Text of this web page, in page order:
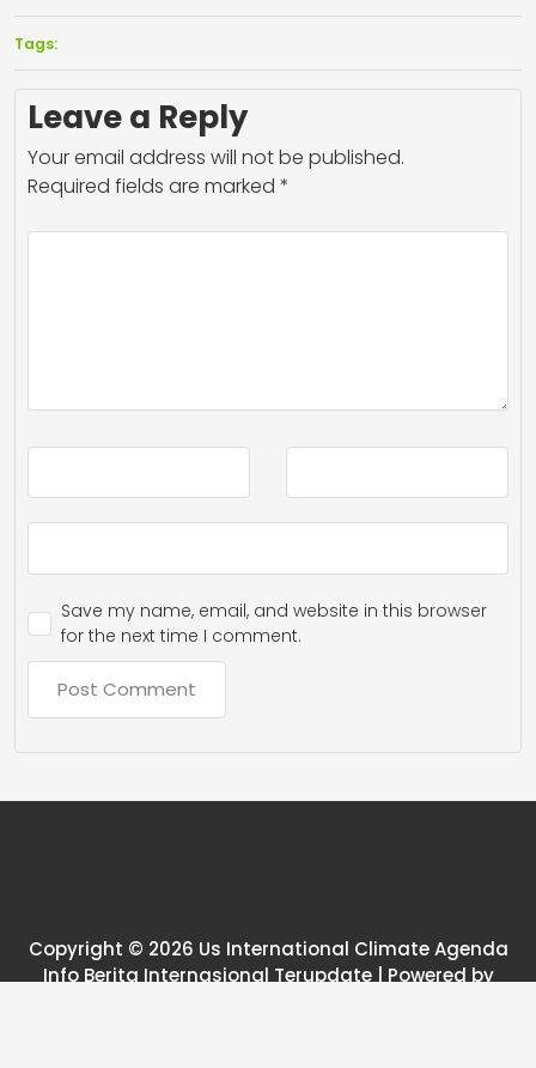
Tags:
Leave a Reply
Your email address will not be published.
Required fields are marked *
Save my name, email, and website in this browser
for the next time I comment.
Copyright © 2026 Us International Climate Agenda
Info Berita Internasional Terupdate | Powered by